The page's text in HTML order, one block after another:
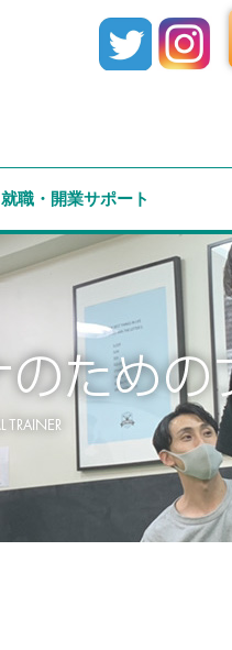
就職・開業サポート